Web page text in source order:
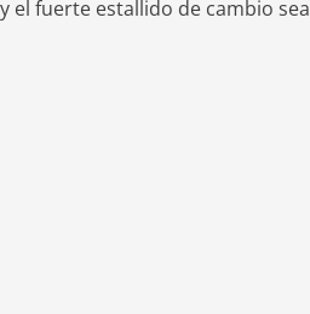
y el fuerte estallido de cambio